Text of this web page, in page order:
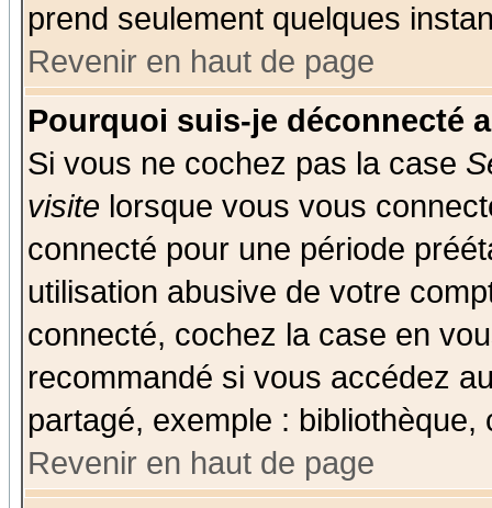
prend seulement quelques
Revenir en haut de page
Pourquoi suis-je déconnecté
Si vous ne cochez pas la case
visite lorsque vous vous
connecté pour une période
utilisation abusive de votre
connecté, cochez la case en
recommandé si vous accédez
partagé, exemple :
Revenir en haut de page